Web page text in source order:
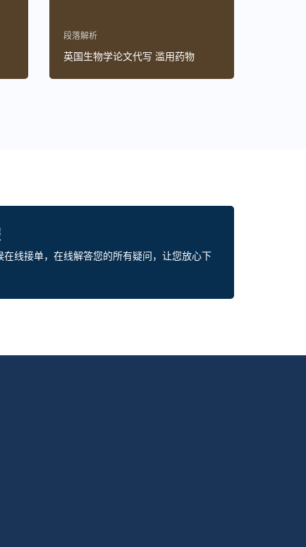
段落解析
英国生物学论文代写 滥用药物
在线接单，在线解答您的所有疑问，让您放心下